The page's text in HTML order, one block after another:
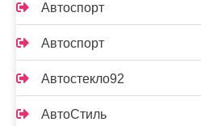
Автоспорт
Автоспорт
Автостекло92
АвтоСтиль